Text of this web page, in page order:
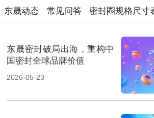
东晟动态 常见问答 密封圈规格尺寸
东晟密封破局出海，重构中
国密封全球品牌价值
2026-05-23